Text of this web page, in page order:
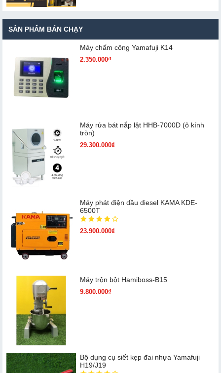
SẢN PHẨM BÁN CHẠY
Máy chấm cô​ng Yamafuji K14
2.350.000₫
Máy rửa bát nắp lật HHB-7000D (ô kính
tròn)
29.300.000₫
Máy phát điện dầu diesel KAMA KDE-
6500T
23.900.000₫
Máy trộn bột Hamiboss-B15
9.800.000₫
Bộ dụng cụ siết kẹp đai nhựa Yamafuji
H19/J19